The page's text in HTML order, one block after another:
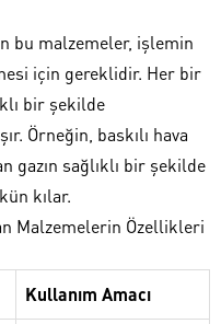
bu malzemeler, işlemin
için gereklidir. Her bir
bir şekilde
Örneğin, baskılı hava
gazın sağlıklı bir şekilde
kılar.
Malzemelerin Özellikleri
Kullanım Amacı